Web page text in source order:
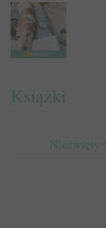
Książki
Nieświęty